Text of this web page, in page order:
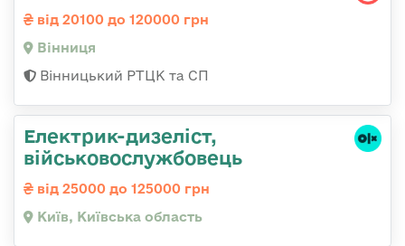
від 20100 до 120000 грн
Вінниця
Вінницький РТЦК та СП
Електрик-дизеліст,
військовослужбовець
від 25000 до 125000 грн
Київ, Київська область